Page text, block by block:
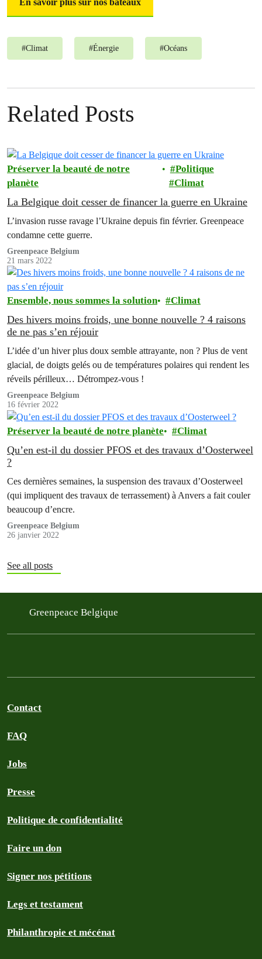
#Climat #Énergie #Océans
Related Posts
Préserver la beauté de notre
planète
Politique
Climat
La Belgique doit cesser de financer la guerre en Ukraine
L’invasion russe ravage l’Ukraine depuis fin février. Greenpeace
condamne cette guerre.
Greenpeace Belgium
21 mars 2022
Ensemble, nous sommes la solution Climat
Des hivers moins froids, une bonne nouvelle ? 4 raisons
de ne pas s’en réjouir
L’idée d’un hiver plus doux semble attrayante, non ? Plus de vent
glacial, de doigts gelés ou de températures polaires qui rendent les
réveils périlleux… Détrompez-vous !
Greenpeace Belgium
16 février 2022
Préserver la beauté de notre planète Climat
Qu’en est-il du dossier PFOS et des travaux d’Oosterweel
?
Ces dernières semaines, la suspension des travaux d’Oosterweel
(qui impliquent des travaux de terrassement) à Anvers a fait couler
beaucoup d’encre.
Greenpeace Belgium
26 janvier 2022
See all posts
Greenpeace Belgique
Contact
FAQ
Jobs
Presse
Politique de confidentialité
Faire un don
Signer nos pétitions
Legs et testament
Philanthropie et mécénat